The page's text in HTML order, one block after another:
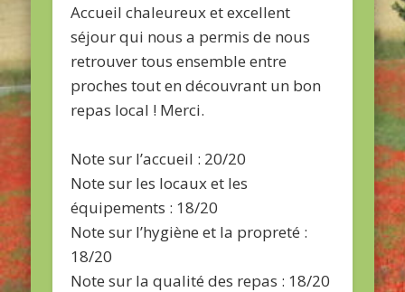
Accueil chaleureux et excellent
séjour qui nous a permis de nous
retrouver tous ensemble entre
proches tout en découvrant un bon
repas local ! Merci.
Note sur l’accueil : 20/20
Note sur les locaux et les
équipements : 18/20
Note sur l’hygiène et la propreté :
18/20
Note sur la qualité des repas : 18/20